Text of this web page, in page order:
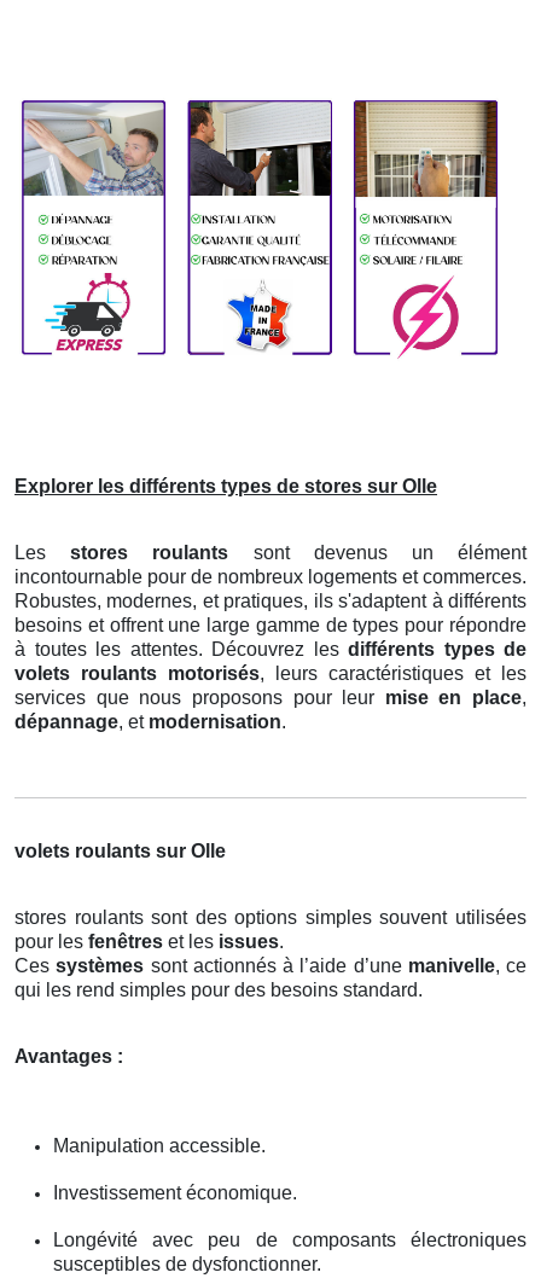
Explorer les différents types de stores sur Olle
Lesstores roulants sont devenus un élément
incontournable pour de nombreux logements et commerces.
Robustes, modernes, et pratiques, ils s'adaptent à différents
besoins et offrent une large gamme de types pour répondre
à toutes les attentes. Découvrez les différents types de
volets roulants motorisés, leurs caractéristiques et les
services que nous proposons pour leur mise en place,
dépannage, et modernisation.
volets roulants sur Olle
stores roulants sont des options simples souvent utilisées
pour les fenêtres et les issues.
Cessystèmes sont actionnés à l’aide d’une manivelle, ce
qui les rend simples pour des besoins standard.
Avantages :
Manipulation accessible.
Investissement économique.
Longévité avec peu de composants électroniques
susceptibles de dysfonctionner.